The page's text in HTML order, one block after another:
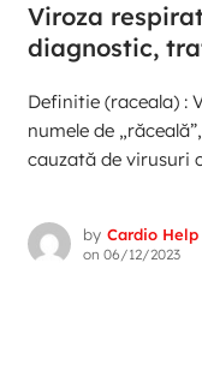
Viroza
diagnostic,
Definitie (raceala) :
numele de
cauzată de virusuri
by Cardio Help
on 06/12/2023